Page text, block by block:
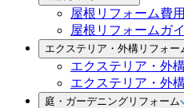
屋根リフォーム費
屋根リフォームガ
エクステリア・外構リフォー
エクステリア・外
エクステリア・外
庭・ガーデニングリフォーム